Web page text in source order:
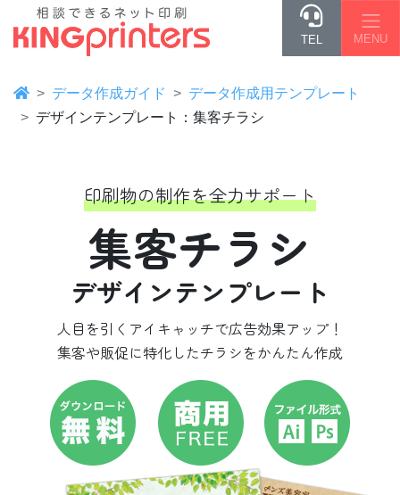
TEL MENU
データ作成ガイド
データ作成用テンプレート
デザインテンプレート：集客チラシ
印刷物の制作を全力サポート
集客チラシ
デザインテンプレート
人目を引くアイキャッチで広告効果アップ！
集客や販促に特化したチラシをかんたん作成